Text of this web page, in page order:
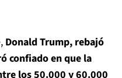
Donald Trump, rebajó
confiado en que la
los 50.000 y 60.000